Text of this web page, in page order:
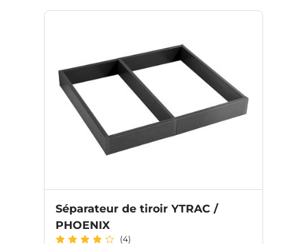
Séparateur de tiroir YTRAC /
PHOENIX
(4)